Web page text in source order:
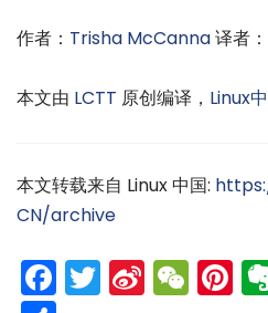
作者： Trisha McCanna译者：
本文由 LCTT 原创编译， Linux
本文转载来自 Linux 中国:
CN/archive
Facebook
Twitter
Sina